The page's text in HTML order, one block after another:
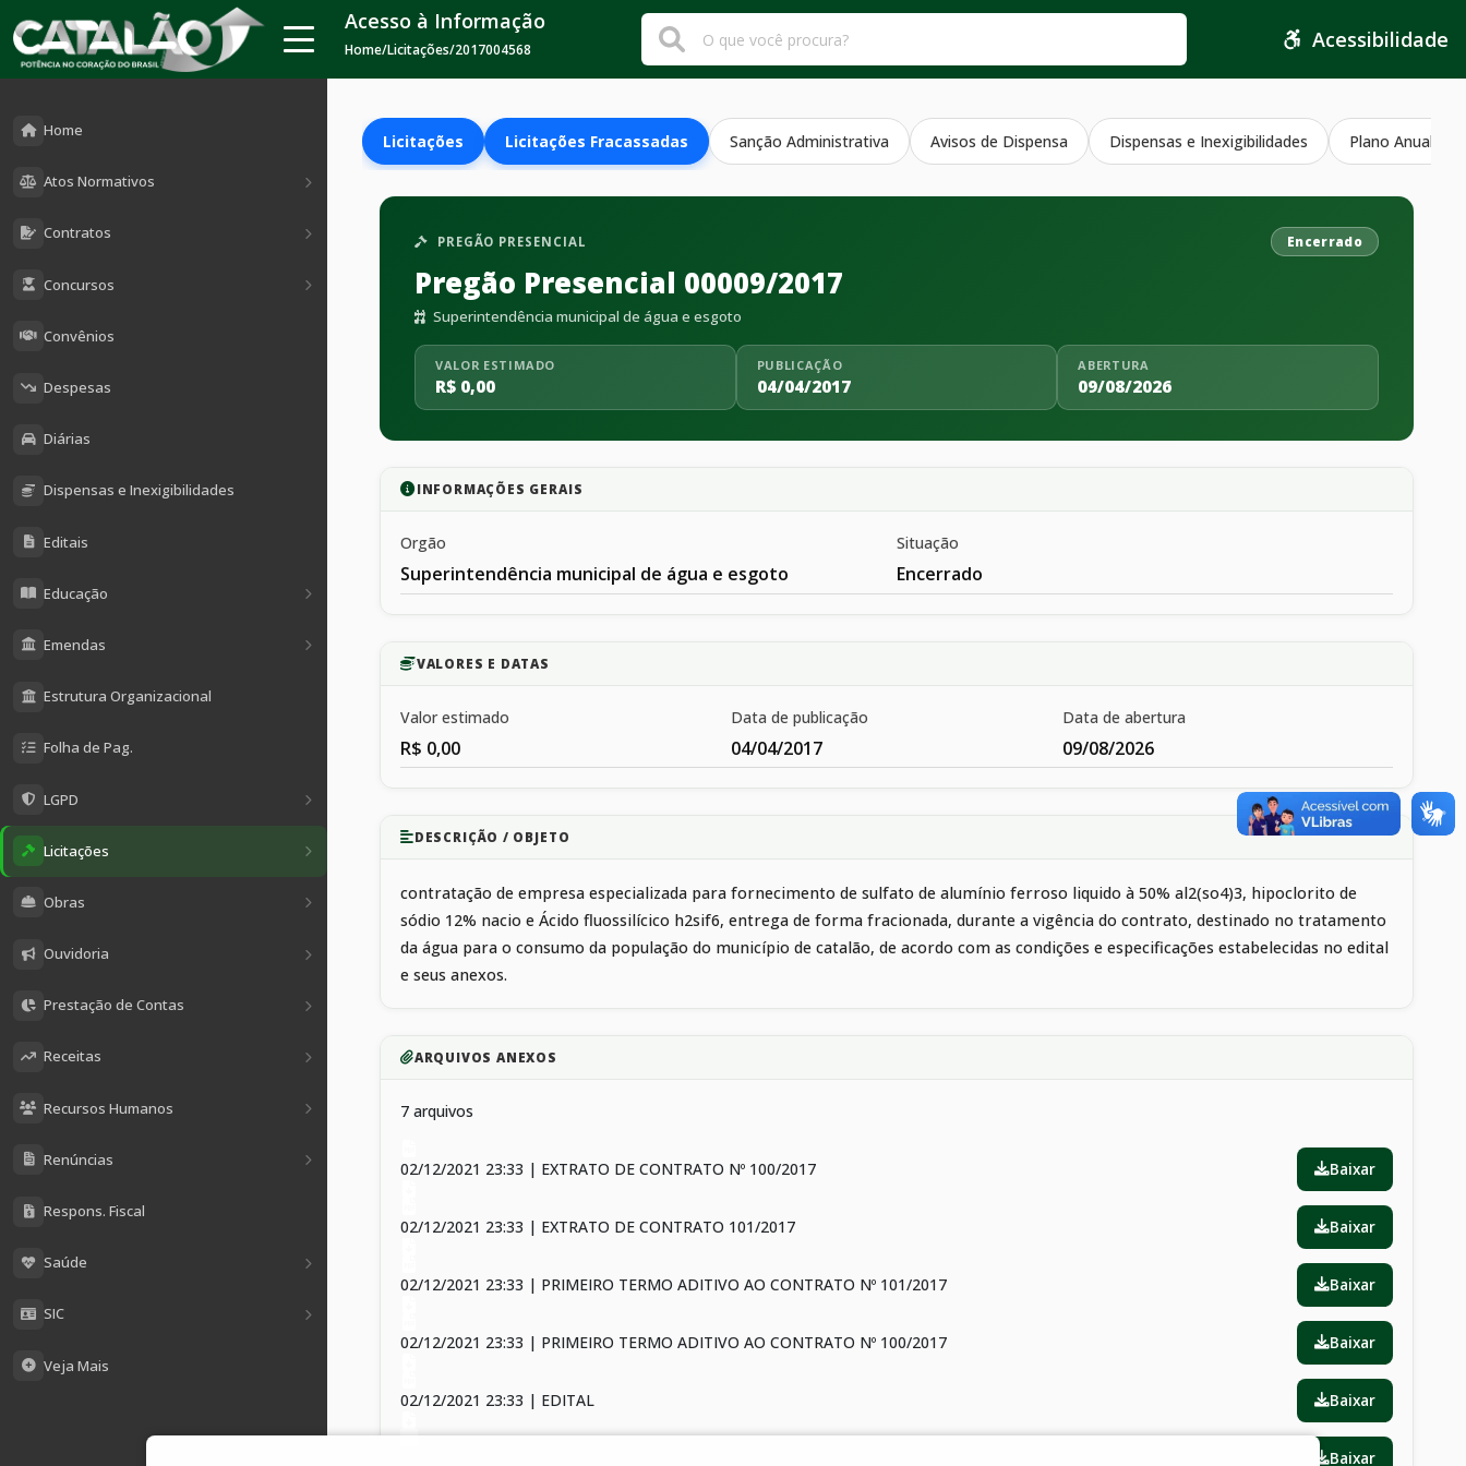
Home
Atos Normativos
Contratos
Concursos
Convênios
Despesas
Diárias
Dispensas e Inexigibilidades
Editais
Educação
Emendas
Estrutura Organizacional
Folha de Pag.
LGPD
Licitações
Obras
Ouvidoria
Prestação de Contas
Receitas
Recursos Humanos
Renúncias
Respons. Fiscal
Saúde
SIC
Veja Mais
Acesso à Informação
Home/Licitações/2017004568 Acessibilidade
Licitações Licitações Fracassadas Sanção Administrativa Avisos de Dispensa Dispensas e Inexigibilidades Plano Anual
PREGÃO PRESENCIAL Encerrado
Pregão Presencial 00009/2017
Superintendência municipal de água e esgoto
VALOR ESTIMADO
R$ 0,00
PUBLICAÇÃO
04/04/2017
ABERTURA
09/08/2026
INFORMAÇÕES GERAIS
Orgão
Superintendência municipal de água e esgoto
Situação
Encerrado
VALORES E DATAS
Valor estimado
R$ 0,00
Data de publicação
04/04/2017
Data de abertura
09/08/2026
DESCRIÇÃO / OBJETO
contratação de empresa especializada para fornecimento de sulfato de alumínio ferroso liquido à 50% al2(so4)3, hipoclorito de
sódio 12% nacio e Ácido fluossilícico h2sif6, entrega de forma fracionada, durante a vigência do contrato, destinado no tratamento
da água para o consumo da população do município de catalão, de acordo com as condições e especificações estabelecidas no edital
e seus anexos.
ARQUIVOS ANEXOS
7 arquivos
02/12/2021 23:33 | EXTRATO DE CONTRATO Nº 100/2017 Baixar
02/12/2021 23:33 | EXTRATO DE CONTRATO 101/2017 Baixar
02/12/2021 23:33 | PRIMEIRO TERMO ADITIVO AO CONTRATO Nº 101/2017 Baixar
02/12/2021 23:33 | PRIMEIRO TERMO ADITIVO AO CONTRATO Nº 100/2017 Baixar
02/12/2021 23:33 | EDITAL Baixar
Baixar